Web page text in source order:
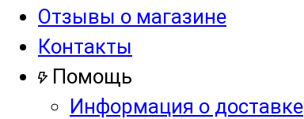
Отзывы о магазине
Контакты
Помощь
Информация о доставке